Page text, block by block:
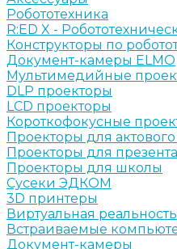
Робототехника
R:ED X -
Конструкторы по
Документ-камеры ELMO
Мультимедийные
DLP проекторы
LCD проекторы
Короткофокусные
Проекторы для актового
Проекторы для
Проекторы для школы
Сусеки ЭДКОМ
3D принтеры
Виртуальная реальность
Встраиваемые
Документ-камеры